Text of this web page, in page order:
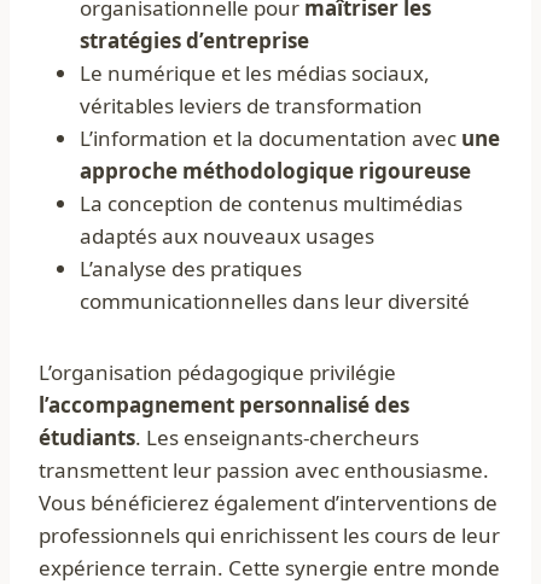
organisationnelle pour maîtriser les
stratégies d’entreprise
Le numérique et les médias sociaux,
véritables leviers de transformation
L’information et la documentation avec une
approche méthodologique rigoureuse
La conception de contenus multimédias
adaptés aux nouveaux usages
L’analyse des pratiques
communicationnelles dans leur diversité
L’organisation pédagogique privilégie
l’accompagnement personnalisé des
étudiants. Les enseignants-chercheurs
transmettent leur passion avec enthousiasme.
Vous bénéficierez également d’interventions de
professionnels qui enrichissent les cours de leur
expérience terrain. Cette synergie entre monde